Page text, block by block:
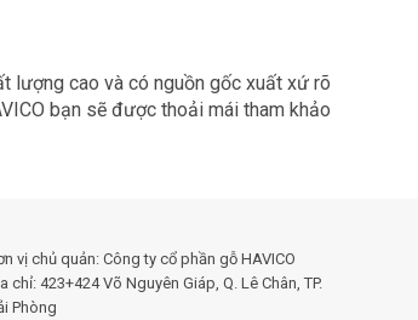
lượng cao và có nguồn gốc xuất xứ rõ
bạn sẽ được thoải mái tham khảo
vị chủ quản: Công ty cổ phần gỗ HAVICO
chỉ: 423+424 Võ Nguyên Giáp, Q. Lê Chân, TP.
Phòng